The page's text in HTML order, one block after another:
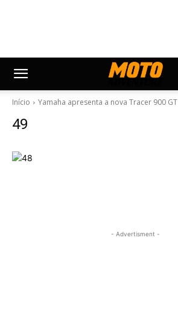
Início Yamaha apresenta a nova Tracer 900 GT
49
- Advertisment -